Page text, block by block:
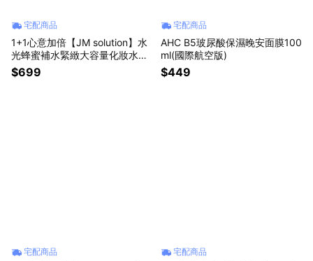
宅配商品
1+1心意加倍【JM solution】水
光蜂蜜補水緊緻大容量化妝水60
0ml，共2入
$699
宅配商品
AHC B5玻尿酸保濕晚安面膜100
ml(國際航空版)
$449
宅配商品 宅配商品